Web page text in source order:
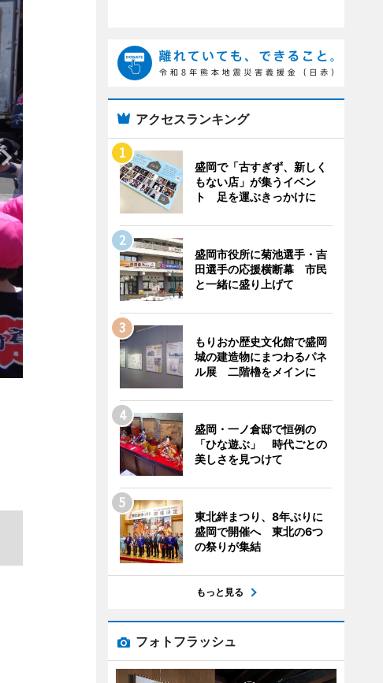
アクセスランキング
盛岡で「古すぎず、新しく
もない店」が集うイベン
ト 足を運ぶきっかけに
盛岡市役所に菊池選手・吉
田選手の応援横断幕 市民
と一緒に盛り上げて
もりおか歴史文化館で盛岡
城の建造物にまつわるパネ
ル展 二階櫓をメインに
盛岡・一ノ倉邸で恒例の
「ひな遊ぶ」 時代ごとの
美しさを見つけて
東北絆まつり、8年ぶりに
盛岡で開催へ 東北の6つ
の祭りが集結
もっと見る
フォトフラッシュ